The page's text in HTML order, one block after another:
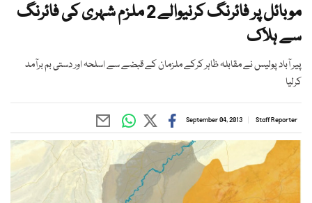
موبائل پر فائرنگ کرنیوالے 2 ملزم شہری کی فائرنگ
سے ہلاک
پیر آباد پولیس نے مقابلہ ظاہر کرکے ملزمان کے قبضے سے اسلحہ اور دستی بم برآمد
کرلیا
Staff Reporter
September 04, 2013